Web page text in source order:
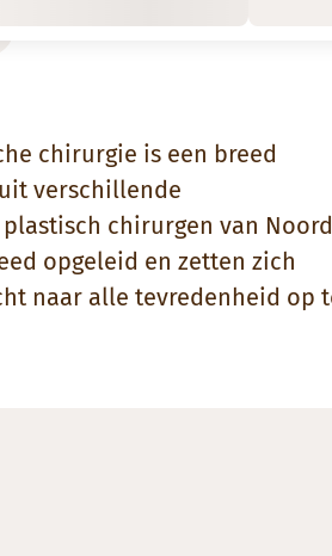
chirurgie is een breed
verschillende
chirurgen van
opgeleid en zetten zich
naar alle tevredenheid op